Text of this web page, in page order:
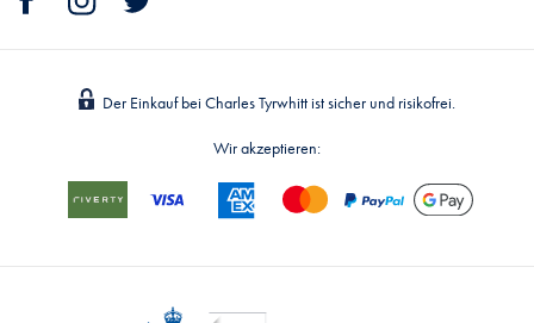
Der Einkauf bei Charles Tyrwhitt ist sicher und risikofrei.
Wir akzeptieren: